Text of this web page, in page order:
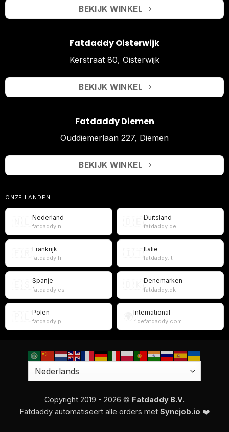
BEKIJK WINKEL
Fatdaddy Oisterwijk
Kerstraat 80, Oisterwijk
BEKIJK WINKEL
Fatdaddy Diemen
Ouddiemerlaan 227, Diemen
BEKIJK WINKEL
ONZE LANDEN
Nederland
fatdaddy.nl
Duitsland
fatdaddy.de
Frankrijk
fatdaddy.fr
Italië
fatdaddy.it
Spanje
fatdaddy.es
Denemarken
fatdaddy.dk
Polen
fatdaddy.pl
International
ridefatdaddy.com
Copyright 2019 - 2026 © Fatdaddy B.V.
Fatdaddy automatiseert alle orders met Syncjob.io ❤️